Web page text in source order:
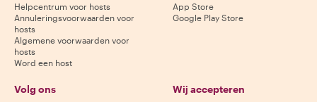
Helpcentrum voor hosts
Annuleringsvoorwaarden voor
hosts
Algemene voorwaarden voor
hosts
Word een host
App Store
Google Play Store
Volg ons Wij accepteren